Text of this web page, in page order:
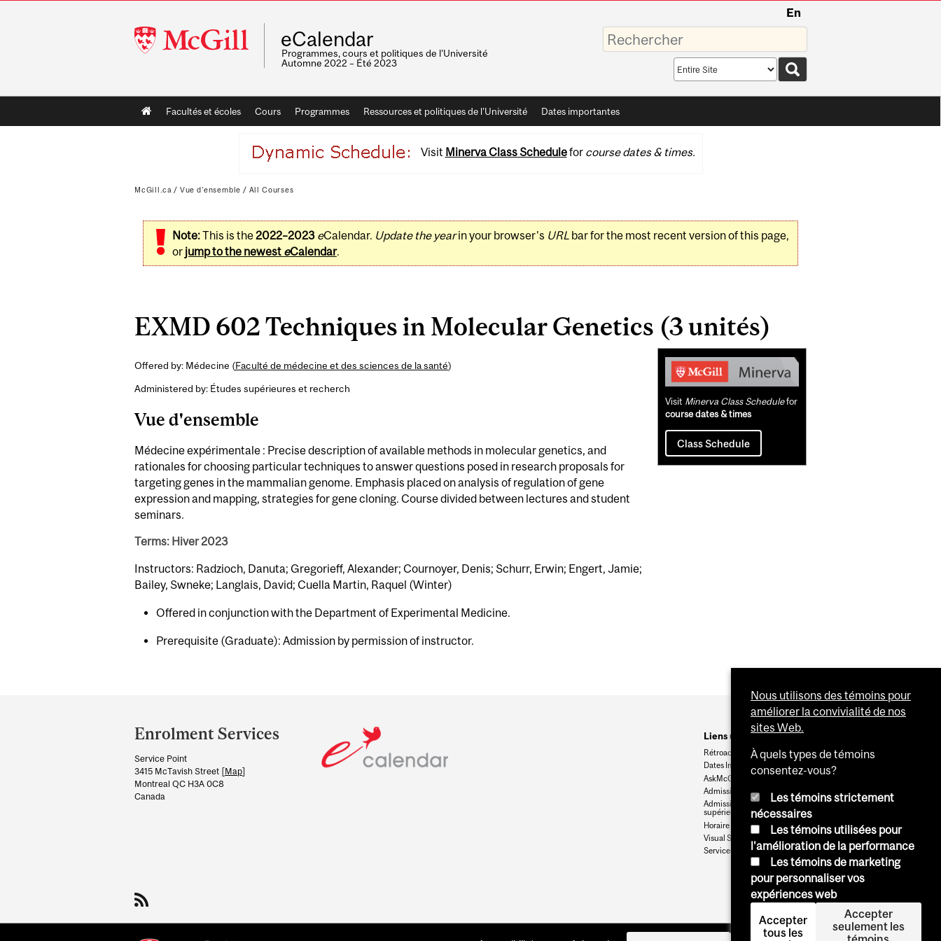
McGill
University
En
eCalendar
Programmes, cours et politiques de l'Université
Automne 2022 – Été 2023
Saisissez
vos
mots-
Search
scope
Main
navigation
Facultés et écoles Cours Programmes Ressources et politiques de l'Université Dates importantes
Visit Minerva Class Schedulefor course dates & times.
McGill.ca / Vue d'ensemble / All Courses
Note:This is the2022–2023 eCalendar. Update the yearin your browser's URLbar for the most recent version of this page,
or jump to the newest eCalendar.
EXMD 602 Techniques in Molecular Genetics (3 unités)
Offered by: Médecine (Faculté de médecine et des sciences de la santé)
Administered by: Études supérieures et recherch
Vue d'ensemble
Médecine expérimentale : Precise description of available methods in molecular genetics, and
rationales for choosing particular techniques to answer questions posed in research proposals for
targeting genes in the mammalian genome. Emphasis placed on analysis of regulation of gene
expression and mapping, strategies for gene cloning. Course divided between lectures and student
seminars.
Terms: Hiver 2023
Instructors: Radzioch, Danuta; Gregorieff, Alexander; Cournoyer, Denis; Schurr, Erwin; Engert, Jamie;
Bailey, Swneke; Langlais, David; Cuella Martin, Raquel (Winter)
Offered in conjunction with the Department of Experimental Medicine.
Prerequisite (Graduate): Admission by permission of instructor.
Related
Content
Visit Minerva Class Schedulefor
course dates & times
Class Schedule
and
University
Information
Enrolment Services
Service Point
3415 McTavish Street [Map]
Montreal QC H3A 0C8
Canada
Liens utiles
Rétroaction
Dates Importantes
AskMcGill
Admission au premier cycle
Admissions aux cycles
supérieurs et postdoctoraux
Horaire des cours
Visual Schedule Builder
Services aux étudiants
Nous utilisons des témoins pour
améliorer la convivialité de nos
sites Web.
À quels types de témoins
consentez-vous?
Les témoins strictement
nécessaires
Les témoins utilisées pour
l'amélioration de la performance
Les témoins de marketing
pour personnaliser vos
expériences web
Accepter
tous les
Accepter
seulement les